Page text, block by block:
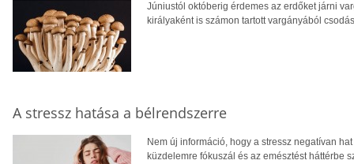
Júniustól októberig érdemes az erdőket járni
királyaként is számon tartott vargányából
A stressz hatása a bélrendszerre
Nem új információ, hogy a stressz negatívan
küzdelemre fókuszál és az emésztést háttérbe